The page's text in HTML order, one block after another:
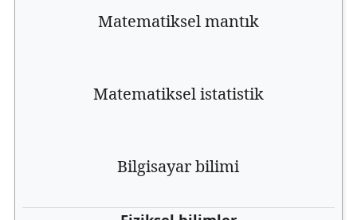
Matematiksel mantık
Matematiksel istatistik
Bilgisayar bilimi